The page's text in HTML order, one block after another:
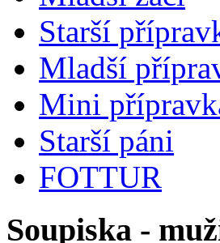
Starší
Mladší
Mini
Starší páni
FOTTUR
Soupiska -